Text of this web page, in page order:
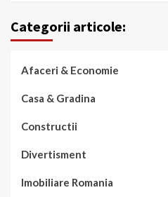
Categorii articole:
Afaceri & Economie
Casa & Gradina
Constructii
Divertisment
Imobiliare Romania